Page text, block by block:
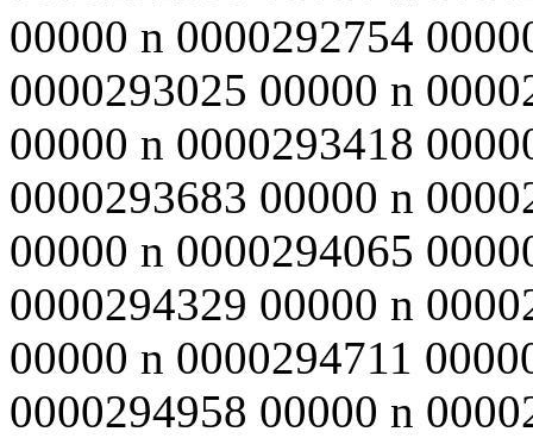
00000 n 0000292754
0000293025 00000 n
00000 n 0000293418
0000293683 00000 n
00000 n 0000294065
0000294329 00000 n
00000 n 0000294711
0000294958 00000 n